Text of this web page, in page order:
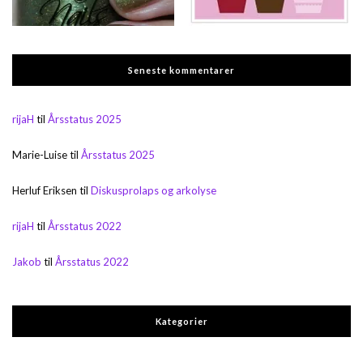
Seneste kommentarer
rijaH til Årsstatus 2025
Marie-Luisetil Årsstatus 2025
Herluf Eriksen til Diskusprolaps og arkolyse
rijaH til Årsstatus 2022
Jakob til Årsstatus 2022
Kategorier